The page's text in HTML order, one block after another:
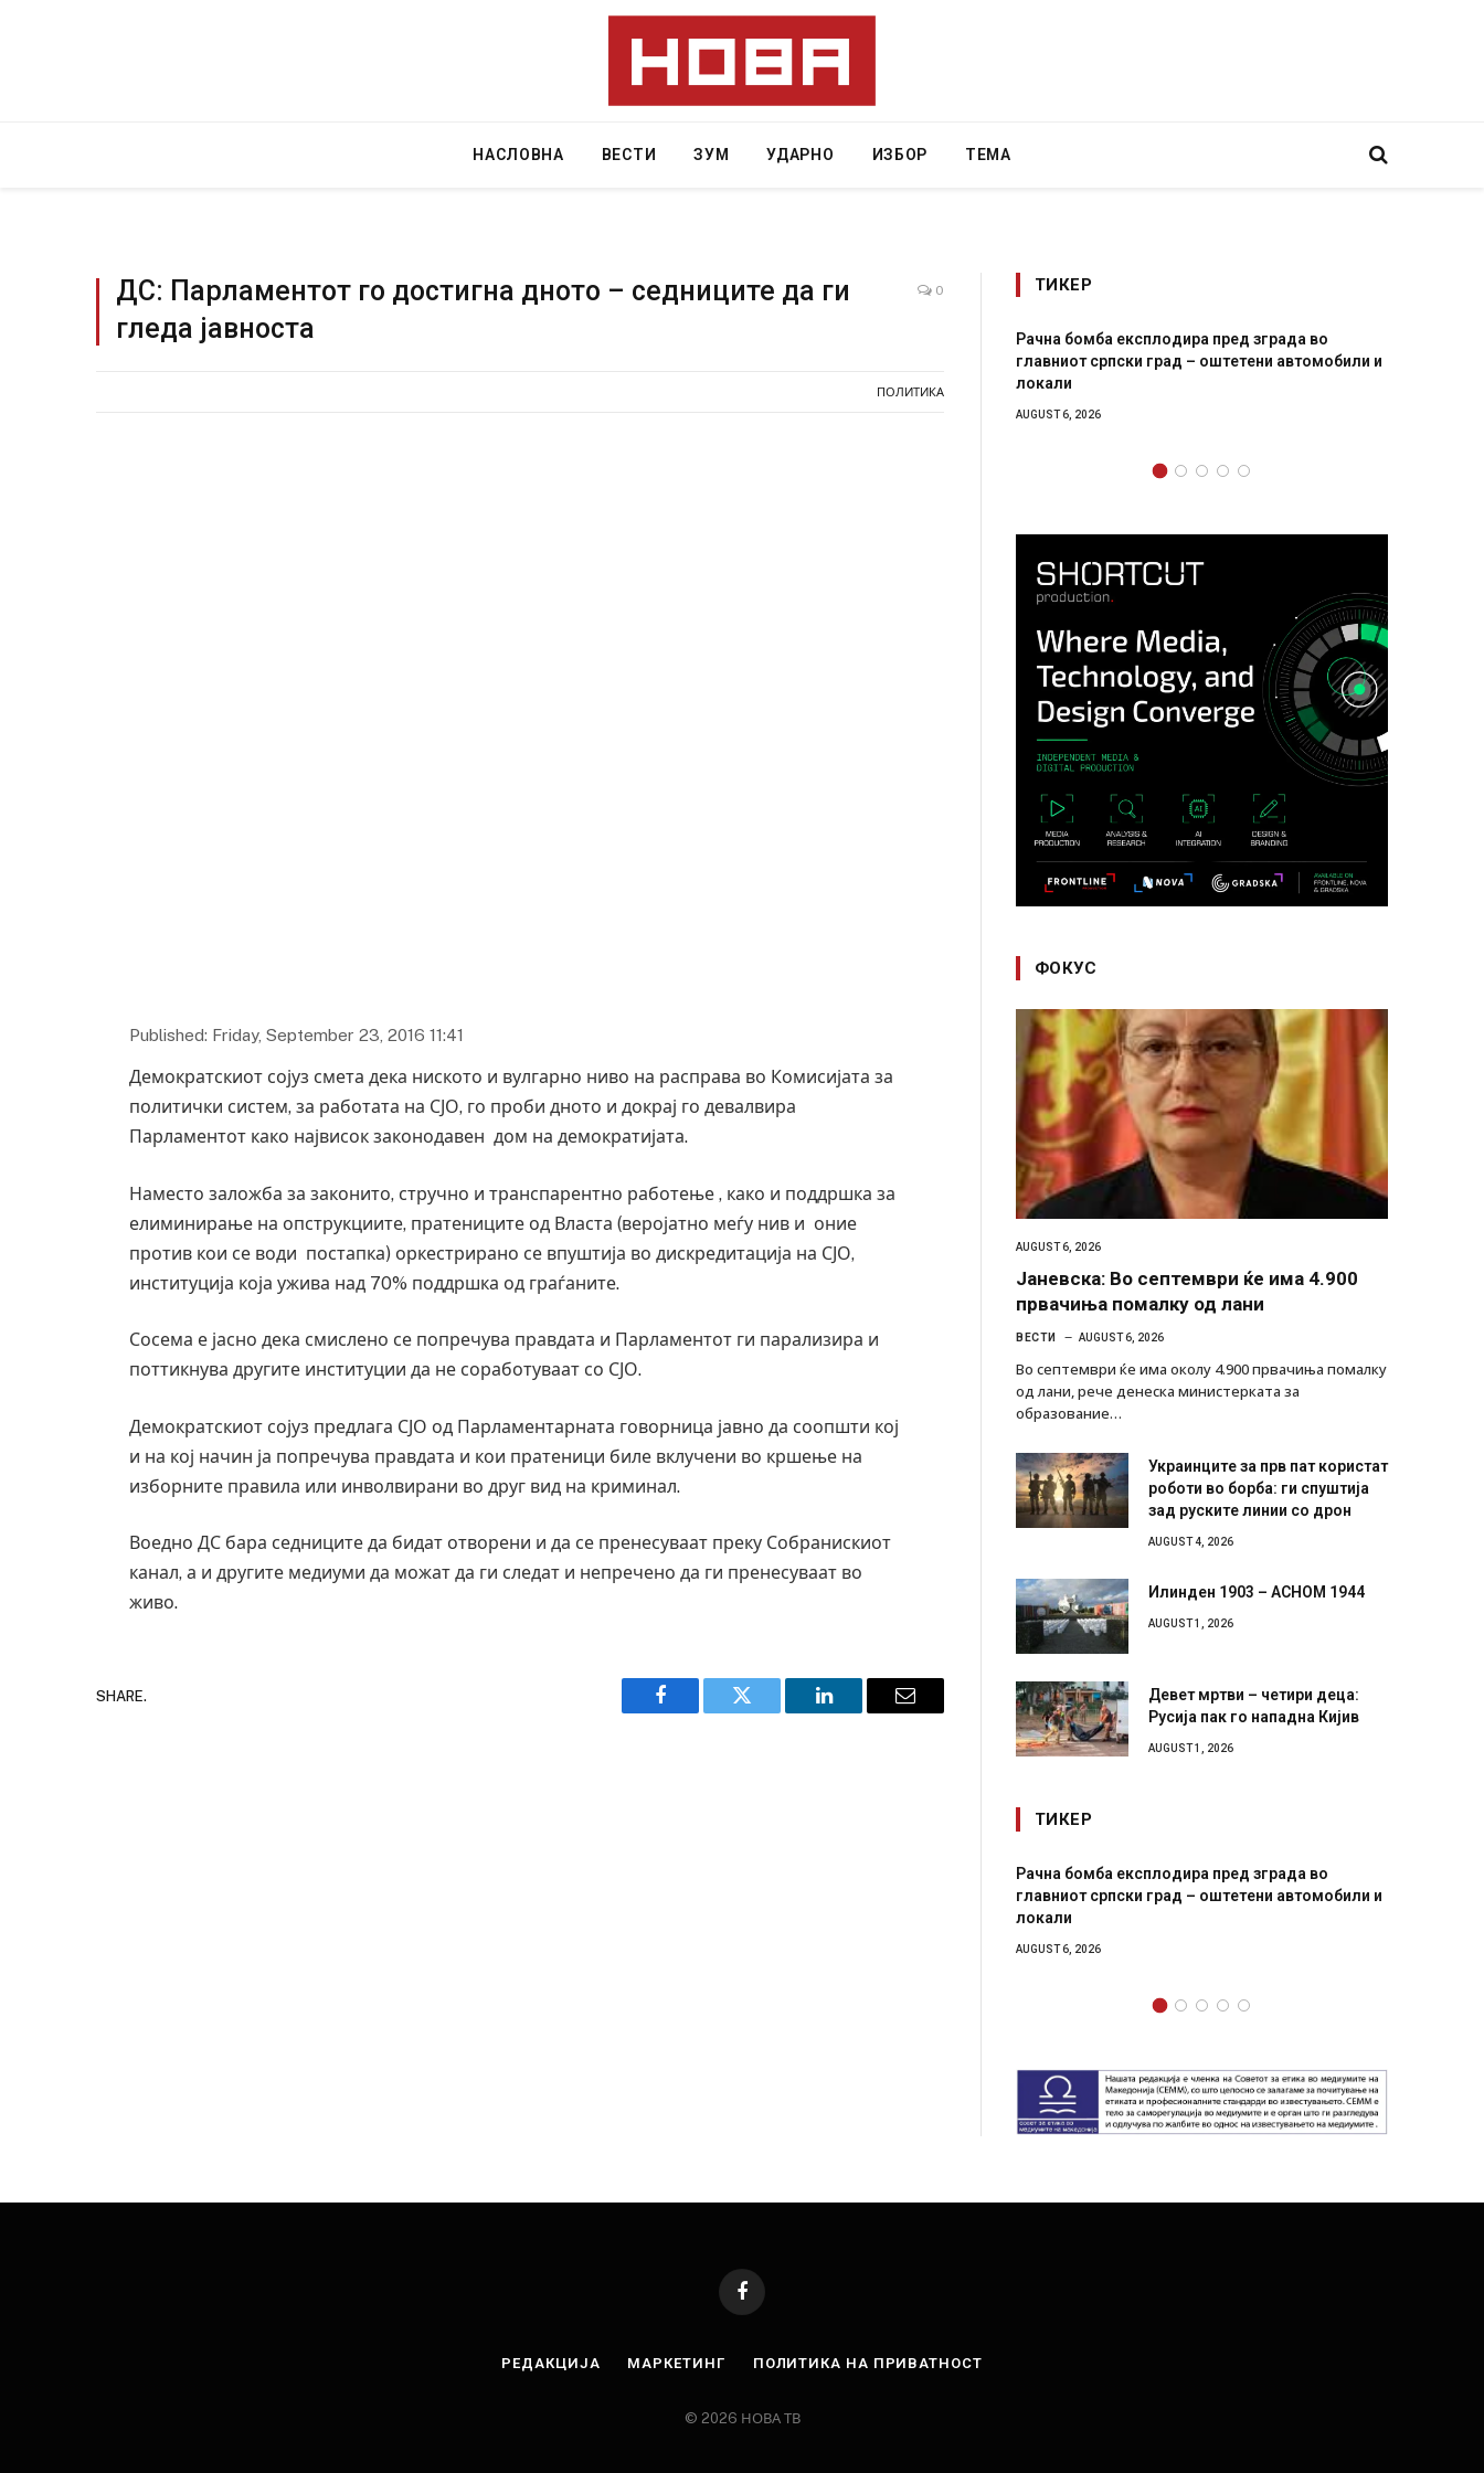
НАСЛОВНА ВЕСТИ ЗУМ УДАРНО ИЗБОР ТЕМА
ДС: Парламентот го достигна дното – седниците да ги
гледа јавноста
0
ПОЛИТИКА
Published: Friday, September 23, 2016 11:41
Демократскиот сојуз смета дека ниското и вулгарно ниво на расправа во Комисијата за
политички систем, за работата на СЈО, го проби дното и докрај го девалвира
Парламентот како највисок законодавен дом на демократијата.
Наместо заложба за законито, стручно и транспарентно работење , како и поддршка за
елиминирање на опструкциите, пратениците од Власта (веројатно меѓу нив и оние
против кои се води постапка) оркестрирано се впуштија во дискредитација на СЈО,
институција која ужива над 70% поддршка од граѓаните.
Сосема е јасно дека смислено се попречува правдата и Парламентот ги парализира и
поттикнува другите институции да не соработуваат со СЈО.
Демократскиот сојуз предлага СЈО од Парламентарната говорница јавно да соопшти кој
и на кој начин ја попречува правдата и кои пратеници биле вклучени во кршење на
изборните правила или инволвирани во друг вид на криминал.
Воедно ДС бара седниците да бидат отворени и да се пренесуваат преку Собранискиот
канал, а и другите медиуми да можат да ги следат и непречено да ги пренесуваат во
живо.
SHARE.
Facebook Twitter LinkedIn Email
ТИКЕР
Рачна бомба експлодира пред зграда во
главниот српски град – оштетени автомобили и
локали
AUGUST 6, 2026
ФОКУС
AUGUST 6, 2026
Јаневска: Во септември ќе има 4.900
првачиња помалку од лани
ВЕСТИ AUGUST 6, 2026
Во септември ќе има околу 4.900 првачиња помалку
од лани, рече денеска министерката за
образование…
Украинците за прв пат користат
роботи во борба: ги спуштија
зад руските линии со дрон
AUGUST 4, 2026
Илинден 1903 – АСНОМ 1944
AUGUST 1, 2026
Девет мртви – четири деца:
Русија пак го нападна Кијив
AUGUST 1, 2026
ТИКЕР
Рачна бомба експлодира пред зграда во
главниот српски град – оштетени автомобили и
локали
AUGUST 6, 2026
Facebook
РЕДАКЦИЈА МАРКЕТИНГ ПОЛИТИКА НА ПРИВАТНОСТ
© 2026 НОВА ТВ